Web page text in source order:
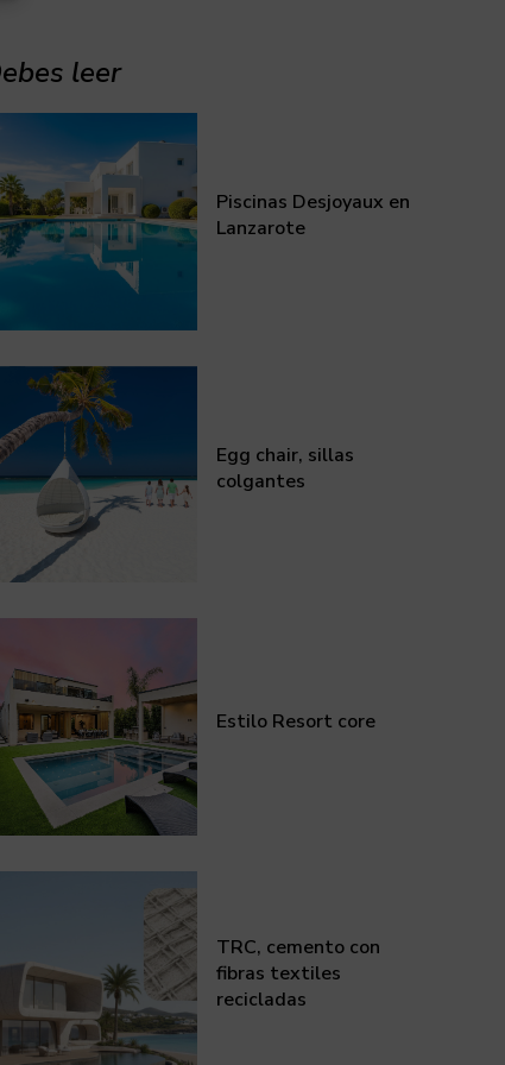
leer
Piscinas Desjoyaux en
Lanzarote
Egg chair, sillas
colgantes
Estilo Resort core
TRC, cemento con
fibras textiles
recicladas